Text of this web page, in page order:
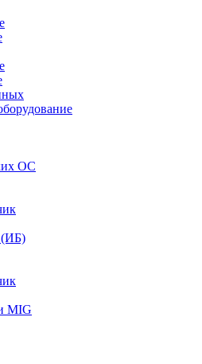
ОС
(ИБ)
MIG